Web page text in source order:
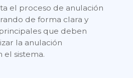
el proceso de anulación
de forma clara y
que deben
la anulación
sistema.